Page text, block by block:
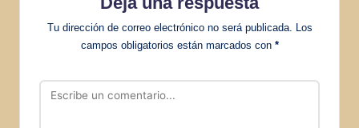
Tu dirección de correo electrónico no será publicada. Los
campos obligatorios están marcados con *